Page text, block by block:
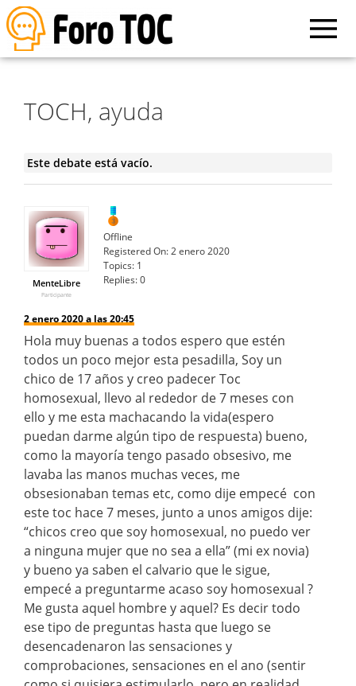
TOCH, ayuda
Este debate está vacío.
MenteLibre
Participante
Offline
Registered On:2 enero 2020
Topics: 1
Replies:0
2 enero 2020 a las 20:45
Hola muy buenas a todos espero que estén
todos un poco mejor esta pesadilla, Soy un
chico de 17 años y creo padecer Toc
homosexual, llevo al rededor de 7 meses con
ello y me esta machacando la vida(espero
puedan darme algún tipo de respuesta) bueno,
como la mayoría tengo pasado obsesivo, me
lavaba las manos muchas veces, me
obsesionaban temas etc, como dije empecé con
este toc hace 7 meses, junto a unos amigos dije:
“chicos creo que soy homosexual, no puedo ver
a ninguna mujer que no sea a ella” (mi ex novia)
y bueno ya saben el calvario que le sigue,
empecé a preguntarme acaso soy homosexual ?
Me gusta aquel hombre y aquel? Es decir todo
ese tipo de preguntas hasta que luego se
desencadenaron las sensaciones y
comprobaciones, sensaciones en el ano (sentir